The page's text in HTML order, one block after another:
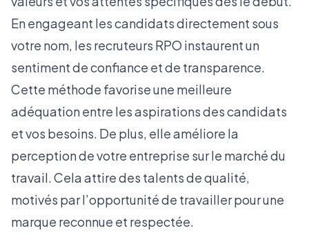
En engageant les candidats directement sous
votre nom, les recruteurs RPO instaurent un
sentiment de confiance et de transparence.
Cette méthode favorise une meilleure
adéquation entre les aspirations des candidats
et vos besoins. De plus, elle améliore la
perception de votre entreprise sur le marché du
travail. Celaattire des talents de qualité,
motivés par l’opportunité de travailler pour une
marque reconnue et respectée.